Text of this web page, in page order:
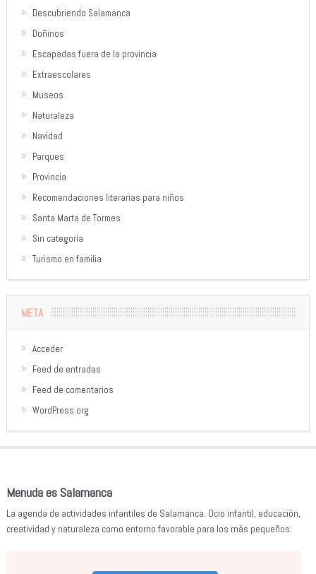
Descubriendo Salamanca
Doñinos
Escapadas fuera de la provincia
Extraescolares
Museos
Naturaleza
Navidad
Parques
Provincia
Recomendaciones literarias para niños
Santa Marta de Tormes
Sin categoría
Turismo en familia
META
Acceder
Feed de entradas
Feed de comentarios
WordPress.org
Menuda es Salamanca
La agenda de actividades infantiles de Salamanca. Ocio infantil, educación,
creatividad y naturaleza como entorno favorable para los más pequeños.